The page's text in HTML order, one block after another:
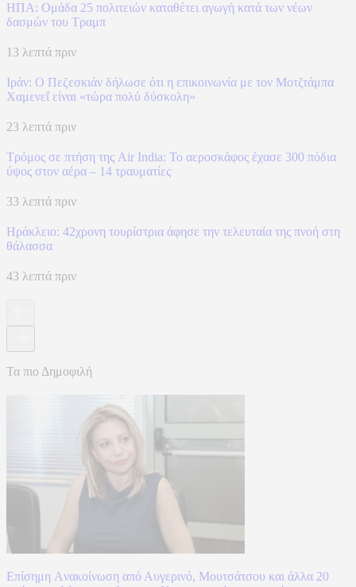
ΗΠΑ: Ομάδα 25 πολιτειών καταθέτει αγωγή κατά των νέων
δασμών του Τραμπ
13 λεπτά πριν
Ιράν: Ο Πεζεσκιάν δήλωσε ότι η επικοινωνία με τον Μοτζτάμπα
Χαμενεΐ είναι «τώρα πολύ δύσκολη»
23 λεπτά πριν
Τρόμος σε πτήση της Air India: Το αεροσκάφος έχασε 300 πόδια
ύψος στον αέρα – 14 τραυματίες
33 λεπτά πριν
Ηράκλειο: 42χρονη τουρίστρια άφησε την τελευταία της πνοή στη
θάλασσα
43 λεπτά πριν
Τα πιο Δημοφιλή
Επίσημη Aνακοίνωση από Αυγερινό, Μουτσάτσου και άλλα 20